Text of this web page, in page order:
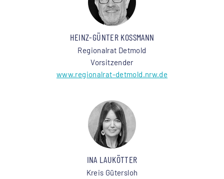
HEINZ-GÜNTER KOSSMANN
Regionalrat Detmold
Vorsitzender
www.regionalrat-detmold.nrw.de
INA LAUKÖTTER
Kreis Gütersloh